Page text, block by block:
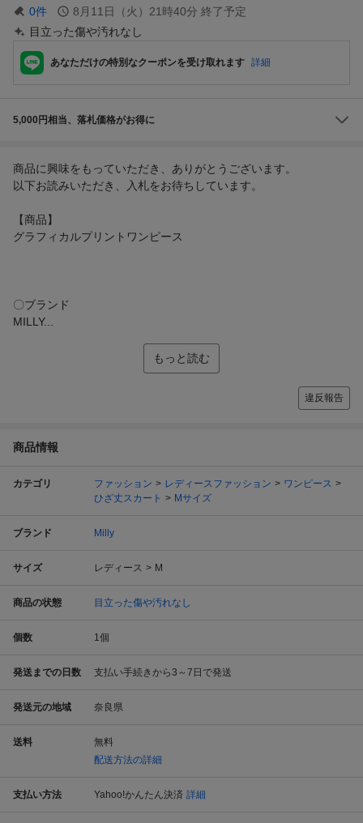
0件 8月11日（火）21時40分 終了予定
目立った傷や汚れなし
あなただけの特別なクーポンを受け取れます 詳細
5,000円相当、落札価格がお得に
商品に興味をもっていただき、ありがとうございます。
以下お読みいただき、入札をお待ちしています。
【商品】
グラフィカルプリントワンピース
〇ブランド
MILLY...
もっと読む
違反報告
商品情報
カテゴリ ファッション レディースファッション
ワンピース
ひざ丈スカート
Mサイズ
ブランド Milly
サイズ レディース M
商品の状態 目立った傷や汚れなし
個数 1個
発送までの日数 支払い手続きから3～7日で発送
発送元の地域 奈良県
送料
無料
配送方法の詳細
支払い方法 Yahoo!かんたん決済 詳細